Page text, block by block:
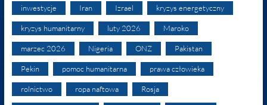
inwestycje Iran Izrael kryzys energetyczny
kryzys humanitarny luty 2026 Maroko
marzec 2026 Nigeria ONZ Pakistan
Pekin pomoc humanitarna prawa człowieka
rolnictwo ropa naftowa Rosja